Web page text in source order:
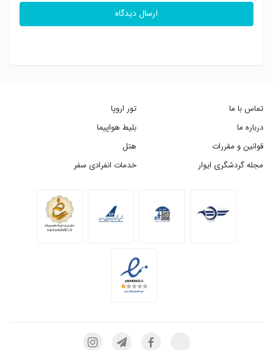
ارسال دیدگاه
تماس با ما
درباره ما
قوانین و مقررات
مجله گردشگری ایوار
تور اروپا
بلیط هواپیما
هتل
خدمات انفرادی سفر